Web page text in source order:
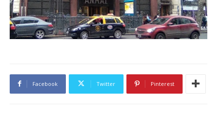
Facebook Twitter Pinterest